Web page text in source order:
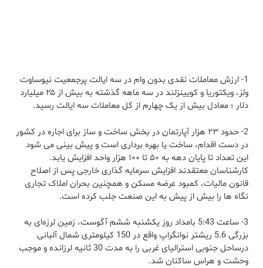
1- ارزش معاملات نقدی بدون وام در سه ایالت پرجمعیت نیوساوت
ولز، ویکتوریا و کویینزلند در سه ماهه گذشته به بیش از ۲۵ میلیارد
دلار ؛ معادل بیش از یک چهارم از کل معاملات سه ایالت رسید.
2- حدود ۲۳ هزار آپارتمان در بخش ساخت و ساز برای اجاره در کشور
در دست اقدام، ساخت یا بهره برداری است و پیش بینی می شود
این تعداد تا پایان دهه به ۵۰ تا ۱۰۰ هزار واحد افزایش یابد.
کارشناسان معتقدند افزایش سرمایه گذاری خارجی پس از اصلاح
قانون مالیات، کمبود عرضه مسکن و همچنین بحران املاک تجاری
نگاه ها را بیش از پیش به این صنعت جلب کرده است.
3- ساعت 5:43 بامداد روز یکشنبه ششم آگوست، زمین لرزه‌ای به
بزرگی 5.6 ریشتر نوانگراپ واقع در 150 کیلومتری شمال آلبانی
درساحل جنوبی استرالیای غربی را به مدت 30 ثانیه لرزانده و موجب
وحشت و هراس ساکنان شد.